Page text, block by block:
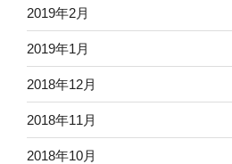
2019年2月
2019年1月
2018年12月
2018年11月
2018年10月